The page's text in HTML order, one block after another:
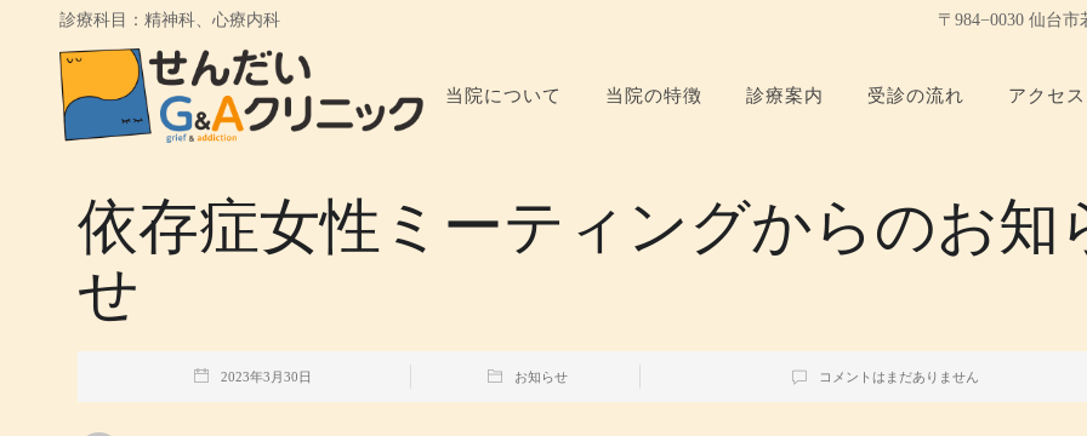
診療科目：精神科、心療内科 〒984−0030 仙台
当院について 当院の特徴 診療案内 受診の流れ アクセス
依存症女性ミーティングからのお知
せ
2023年3月30日 お知らせ コメントはまだありません